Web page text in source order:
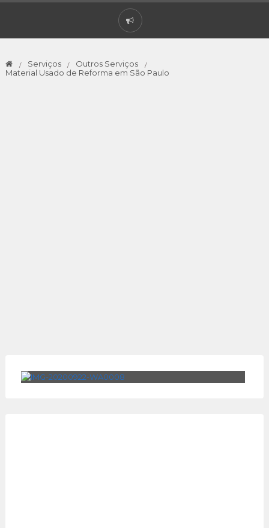
Serviços
Outros Serviços
Material Usado de Reforma em São Paulo